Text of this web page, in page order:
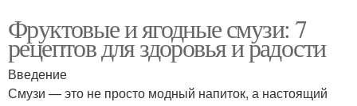
Фруктовые и ягодные смузи: 7
рецептов для здоровья и радости
Введение
Смузи — это не просто модный напиток, а настоящий